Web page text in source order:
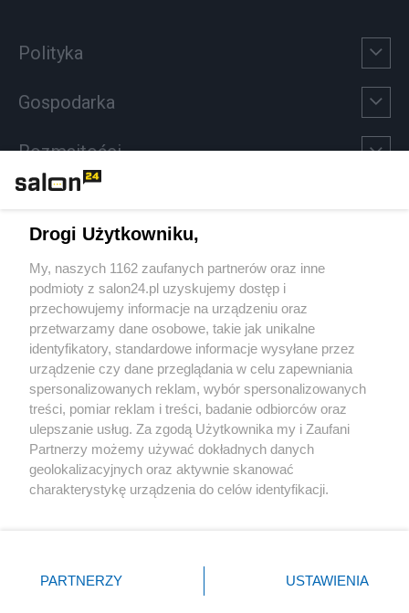
Polityka
Gospodarka
Rozmaitości
Sport
Społeczeństwo
Kultura
X Facebook Instagram Youtube
Drogi Użytkowniku,
My, naszych 1162 zaufanych partnerów oraz inne
podmioty z salon24.pl uzyskujemy dostęp i
przechowujemy informacje na urządzeniu oraz
przetwarzamy dane osobowe, takie jak unikalne
identyfikatory, standardowe informacje wysyłane przez
urządzenie czy dane przeglądania w celu zapewniania
spersonalizowanych reklam, wybór spersonalizowanych
treści, pomiar reklam i treści, badanie odbiorców oraz
ulepszanie usług. Za zgodą Użytkownika my i Zaufani
Partnerzy możemy używać dokładnych danych
geolokalizacyjnych oraz aktywnie skanować
charakterystykę urządzenia do celów identyfikacji.
zmienić/wycofać klikając przycisk ustawień prywatności
znajdujący się w lewym dolnym rogu strony
PARTNERZY USTAWIENIA